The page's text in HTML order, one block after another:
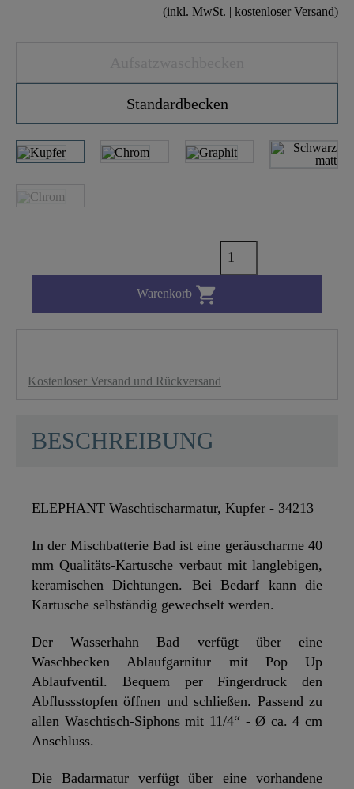
(inkl. MwSt. | kostenloser Versand)
Standardbecken
Warenkorb 
Kostenloser Versand und Rückversand
BESCHREIBUNG
ELEPHANT Waschtischarmatur, Kupfer - 34213
In der Mischbatterie Bad ist eine geräuscharme 40
mm Qualitäts-Kartusche verbaut mit langlebigen,
keramischen Dichtungen. Bei Bedarf kann die
Kartusche selbständig gewechselt werden.
Der Wasserhahn Bad verfügt über eine
Waschbecken Ablaufgarnitur mit Pop Up
Ablaufventil. Bequem per Fingerdruck den
Abflussstopfen öffnen und schließen. Passend zu
allen Waschtisch-Siphons mit 11/4“ - Ø ca. 4 cm
Anschluss.
Die Badarmatur verfügt über eine vorhandene